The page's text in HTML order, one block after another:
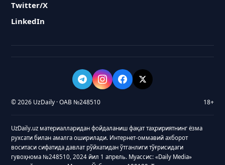
Twitter/X
LinkedIn
© 2026 UzDaily · ОАВ №248510 18+
UzDaily.uz материалларидан фойдаланиш фақат таҳририятнинг ёзма
рухсати билан амалга оширилади. Интернет-оммавий ахборот
воситаси сифатида давлат рўйхатидан ўтганлиги тўғрисидаги
гувоҳнома №248510, 2024 йил 1 апрель. Муассис: «Daily Media»